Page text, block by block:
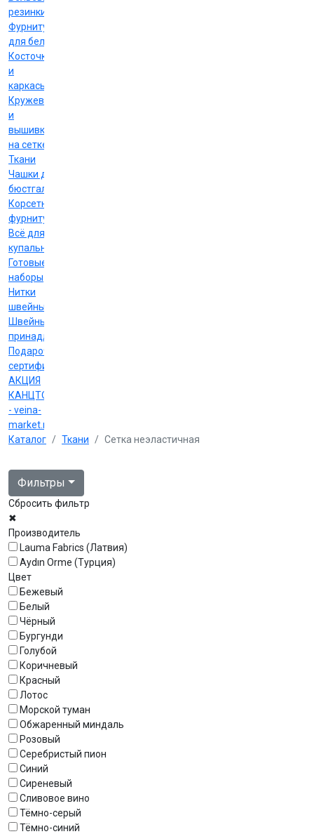
резинки
Фурнитура
для белья
Косточки
и
каркасы
Кружево
и
вышивка
на сетке
Ткани
Чашки для
бюстгальтеров
Корсетная
фурнитура
Всё для
купальников
Готовые
наборы
Нитки
швейные
Швейные
принадлежности
Подарочные
сертификаты
АКЦИЯ
КАНЦТОВАРЫ
- veina-
market.ru
Каталог
Ткани Сетка неэластичная
Фильтры
Сбросить фильтр
✖
Производитель
Lauma Fabrics (Латвия)
Aydın Orme (Турция)
Цвет
Бежевый
Белый
Чёрный
Бургунди
Голубой
Коричневый
Красный
Лотос
Морской туман
Обжаренный миндаль
Розовый
Серебристый пион
Синий
Сиреневый
Сливовое вино
Тёмно-серый
Тёмно-синий